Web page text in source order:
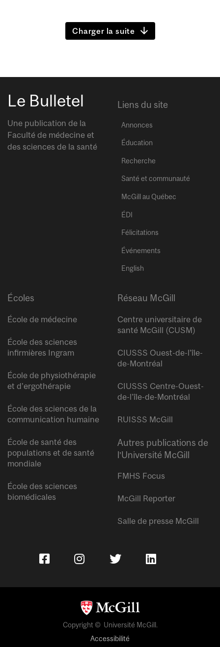
Charger la suite
Le Bulletel
Une publication de la
Faculté de médecine et
des sciences de la santé
Liens du site
Annonces
Éducation
Recherche
Santé et communauté
McGill au Québec
ÉDI
Félicitations
Événements
English
Écoles
École de médecine
École des sciences
infirmières Ingram
École de physiothérapie
et d’ergothérapie
École des sciences de la
communication humaine
École de santé des
populations et de santé
mondiale
École des sciences
biomédicales
Réseau McGill
Centre universitaire de
santé McGill (CUSM)
CIUSSS Ouest-de-l’île-
de-Montréal
CIUSSS Centre-Ouest-
de-l’île-de-Montréal
RUISSS McGill
Autres publications de
l’Université McGill
FMHS Focus
McGill Reporter
Salle de presse McGill
Copyright © Université McGill.
Accessibilité